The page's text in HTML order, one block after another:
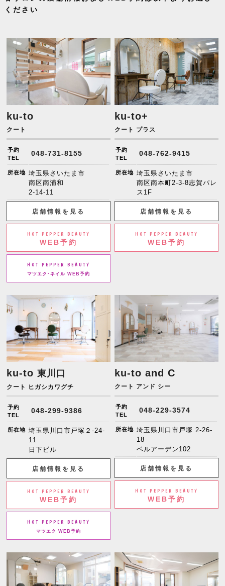
ください
ku-to
クート
予約
TEL
048-731-8155
所在地 埼玉県さいたま市
南区南浦和
2-14-11
店舗情報を見る
HOT PEPPER BEAUTY
WEB予約
HOT PEPPER BEAUTY
マツエク･ネイル WEB予約
ku-to+
クート プラス
予約
TEL
048-762-9415
所在地 埼玉県さいたま市
南区南本町2-3-8志賀パレ
ス1F
店舗情報を見る
HOT PEPPER BEAUTY
WEB予約
ku-to東川口
クート ヒガシカワグチ
予約
TEL
048-299-9386
所在地 埼玉県川口市戸塚２-24-
11
日下ビル
店舗情報を見る
HOT PEPPER BEAUTY
WEB予約
HOT PEPPER BEAUTY
マツエク WEB予約
ku-to and C
クート アンド シー
予約
TEL
048-229-3574
所在地 埼玉県川口市戸塚 2-26-
18
ベルアーデン102
店舗情報を見る
HOT PEPPER BEAUTY
WEB予約